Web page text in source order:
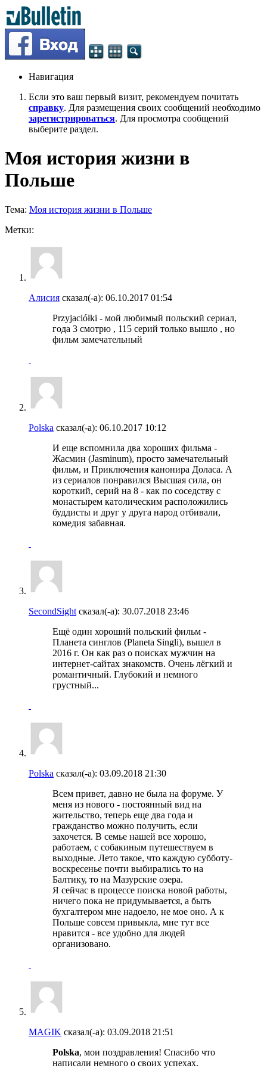
Навигация
Если это ваш первый визит, рекомендуем почитать
справку. Для размещения своих сообщений необходимо
зарегистрироваться. Для просмотра сообщений
выберите раздел.
Моя история жизни в
Польше
Тема: Моя история жизни в Польше
Метки:
Алисия сказал(-а): 06.10.2017 01:54
Przyjaciółki - мой любимый польский сериал,
года 3 смотрю , 115 серий только вышло , но
фильм замечательный
Polska сказал(-а): 06.10.2017 10:12
И еще вспомнила два хороших фильма -
Жасмин (Jasminum), просто замечательный
фильм, и Приключения канонира Доласа. А
из сериалов понравился Высшая сила, он
короткий, серий на 8 - как по соседству с
монастырем католическим расположились
буддисты и друг у друга народ отбивали,
комедия забавная.
SecondSight сказал(-а): 30.07.2018 23:46
Ещё один хороший польский фильм -
Планета синглов (Planeta Singli), вышел в
2016 г. Он как раз о поисках мужчин на
интернет-сайтах знакомств. Очень лёгкий и
романтичный. Глубокий и немного
грустный...
Polska сказал(-а): 03.09.2018 21:30
Всем привет, давно не была на форуме. У
меня из нового - постоянный вид на
жительство, теперь еще два года и
гражданство можно получить, если
захочется. В семье нашей все хорошо,
работаем, с собакиным путешествуем в
выходные. Лето такое, что каждую субботу-
воскресенье почти выбирались то на
Балтику, то на Мазурские озера.
Я сейчас в процессе поиска новой работы,
ничего пока не придумывается, а быть
бухгалтером мне надоело, не мое оно. А к
Польше совсем привыкла, мне тут все
нравится - все удобно для людей
организовано.
MAGIK сказал(-а): 03.09.2018 21:51
Polska, мои поздравления! Спасибо что
написали немного о своих успехах.